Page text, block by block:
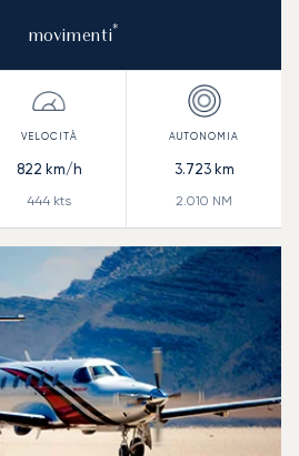
movimenti*
822 km/h
444 kts
3.723km
2.010 NM